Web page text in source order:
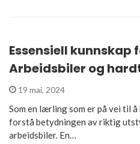
Essensiell
Arbeidsbiler og
19 mai, 2024
Som en lærling som er på vei til
forstå betydningen av riktig
arbeidsbiler. En…